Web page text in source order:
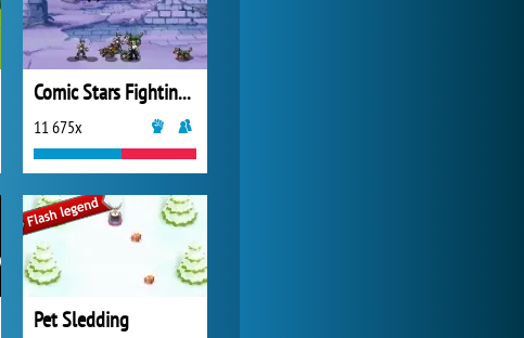
Comic Stars Fighting 3
11 675x
Pet Sledding